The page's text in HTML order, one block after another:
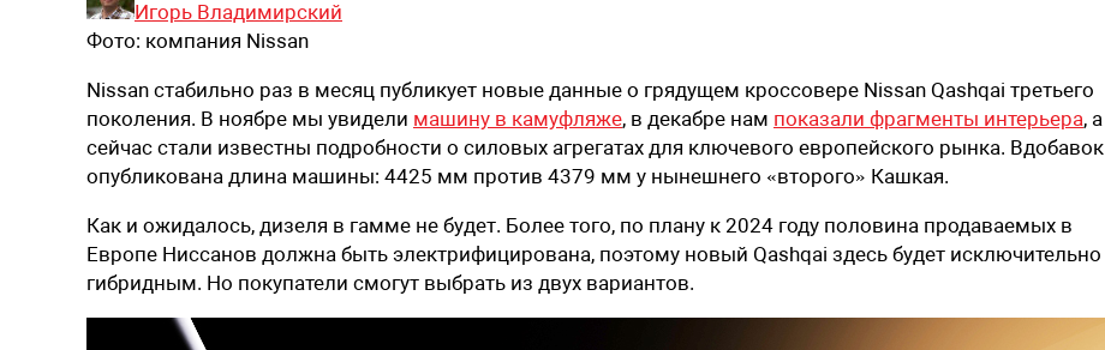
Игорь Владимирский
Фото: компания Nissan
Nissan стабильно раз в месяц публикует новые данные о грядущем кроссовере Nissan Qashqai третьего
поколения. В ноябре мы увидели машину в камуфляже, в декабре нам показали фрагменты интерьера, а
сейчас стали известны подробности о силовых агрегатах для ключевого европейского рынка. Вдобавок
опубликована длина машины: 4425 мм против 4379 мм у нынешнего «второго» Кашкая.
Как и ожидалось, дизеля в гамме не будет. Более того, по плану к 2024 году половина продаваемых в
Европе Ниссанов должна быть электрифицирована, поэтому новый Qashqai здесь будет исключительно
гибридным. Но покупатели смогут выбрать из двух вариантов.